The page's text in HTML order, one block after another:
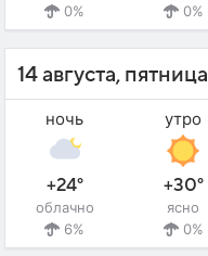
0%
0%
14 августа, пятница
ночь
+24°
облачно
6%
утро
+30°
ясно
0%